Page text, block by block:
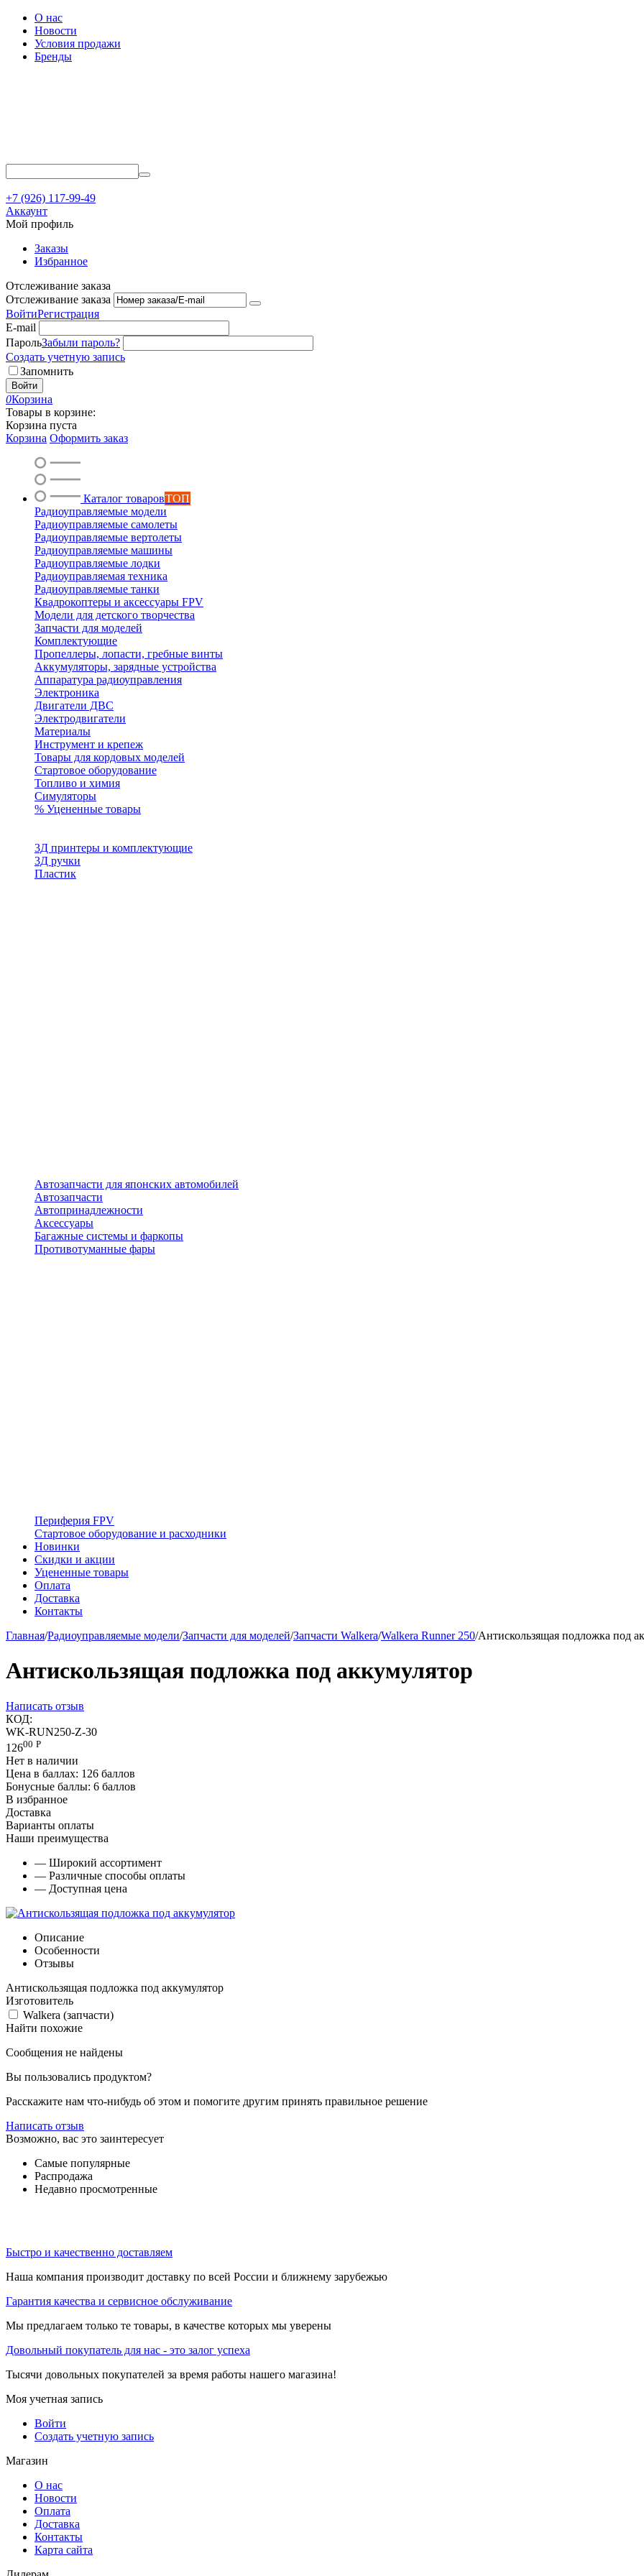
О нас
Новости
Условия продажи
Бренды
+7 (926) 117-99-49
Аккаунт
Мой профиль
Заказы
Избранное
Отслеживание заказа
Отслеживание заказа
ВойтиРегистрация
E-mail
ПарольЗабыли пароль?
Создать учетную запись
Запомнить
Войти
0Корзина
Товары в корзине:
Корзина пуста
Корзина Оформить заказ
Каталог товаровТОП
Радиоуправляемые модели
Радиоуправляемые самолеты
Радиоуправляемые вертолеты
Радиоуправляемые машины
Радиоуправляемые лодки
Радиоуправляемая техника
Радиоуправляемые танки
Квадрокоптеры и аксессуары FPV
Модели для детского творчества
Запчасти для моделей
Комплектующие
Пропеллеры, лопасти, гребные винты
Аккумуляторы, зарядные устройства
Аппаратура радиоуправления
Электроника
Двигатели ДВС
Электродвигатели
Материалы
Инструмент и крепеж
Товары для кордовых моделей
Стартовое оборудование
Топливо и химия
Симуляторы
% Уцененные товары
3Д принтеры и комплектующие
3Д ручки
Пластик
Автозапчасти для японских автомобилей
Автозапчасти
Автопринадлежности
Аксессуары
Багажные системы и фаркопы
Противотуманные фары
Периферия FPV
Стартовое оборудование и расходники
Новинки
Скидки и акции
Уцененные товары
Оплата
Доставка
Контакты
Главная/Радиоуправляемые модели/Запчасти для моделей/Запчасти Walkera/Walkera Runner 250/Антискользящая подложка под
Антискользящая подложка под аккумулятор
Написать отзыв
КОД:
WK-RUN250-Z-30
12600 Р
Нет в наличии
Цена в баллах: 126 баллов
Бонусные баллы: 6 баллов
В избранное
Доставка
Варианты оплаты
Наши преимущества
— Широкий ассортимент
— Различные способы оплаты
— Доступная цена
Описание
Особенности
Отзывы
Антискользящая подложка под аккумулятор
Изготовитель
Walkera (запчасти)
Найти похожие
Сообщения не найдены
Вы пользовались продуктом?
Расскажите нам что-нибудь об этом и помогите другим принять правильное решение
Написать отзыв
Возможно, вас это заинтересует
Самые популярные
Распродажа
Недавно просмотренные
Быстро и качественно доставляем
Наша компания производит доставку по всей России и ближнему зарубежью
Гарантия качества и сервисное обслуживание
Мы предлагаем только те товары, в качестве которых мы уверены
Довольный покупатель для нас - это залог успеха
Тысячи довольных покупателей за время работы нашего магазина!
Моя учетная запись
Войти
Создать учетную запись
Магазин
О нас
Новости
Оплата
Доставка
Контакты
Карта сайта